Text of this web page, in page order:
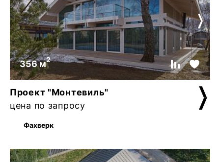
356 м2
Проект "Монтевиль"
цена по запросу
Фахверк